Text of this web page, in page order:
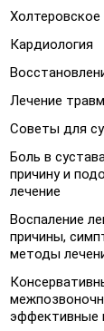
Кардиология
Лечение
Советы для
Боль в
причину и
лечение
Воспаление
причины,
методы
эффективные